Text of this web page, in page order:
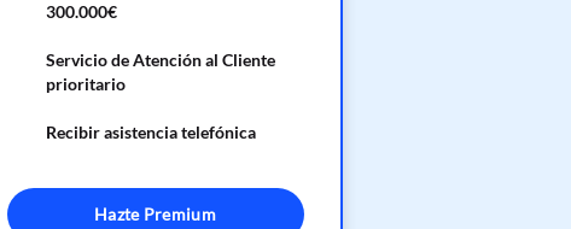
300.000€
Servicio de Atención al Cliente
prioritario
Recibir asistencia telefónica
Hazte Premium